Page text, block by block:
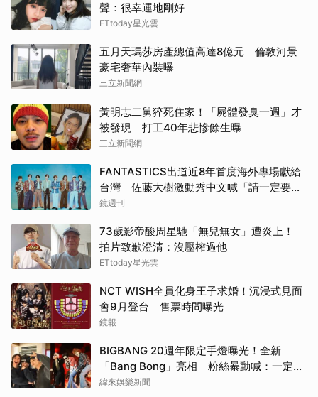
聲：很幸運地剛好
ETtoday星光雲
五月天瑪莎房產總值高達8億元 倫敦河景
豪宅奢華內裝曝
三立新聞網
黃明志二舅猝死住家！「屍體發臭一週」才
被發現 打工40年悲慘餘生曝
三立新聞網
FANTASTICS出道近8年首度海外專場獻給
台灣 佐藤大樹激動秀中文喊「請一定要來
玩」
鏡週刊
73歲影帝酸周星馳「無兒無女」遭炎上！
拍片致歉澄清：沒壓榨過他
ETtoday星光雲
NCT WISH全員化身王子求婚！沉浸式見面
會9月登台 售票時間曝光
鏡報
BIGBANG 20週年限定手燈曝光！全新
「Bang Bong」亮相 粉絲暴動喊：一定要
搶
緯來娛樂新聞